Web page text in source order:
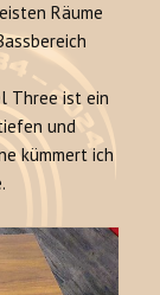
Räume
Three ist ein
und
kümmert ich